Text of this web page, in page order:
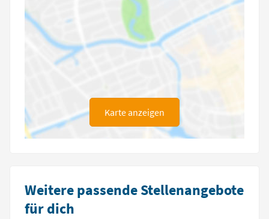
Karte anzeigen
Weitere passende Stellenangebote
für dich